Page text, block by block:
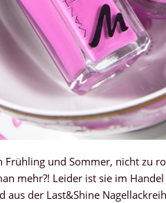
Frühling und Sommer, nicht zu
mehr?! Leider ist sie im
aus der Last&Shine